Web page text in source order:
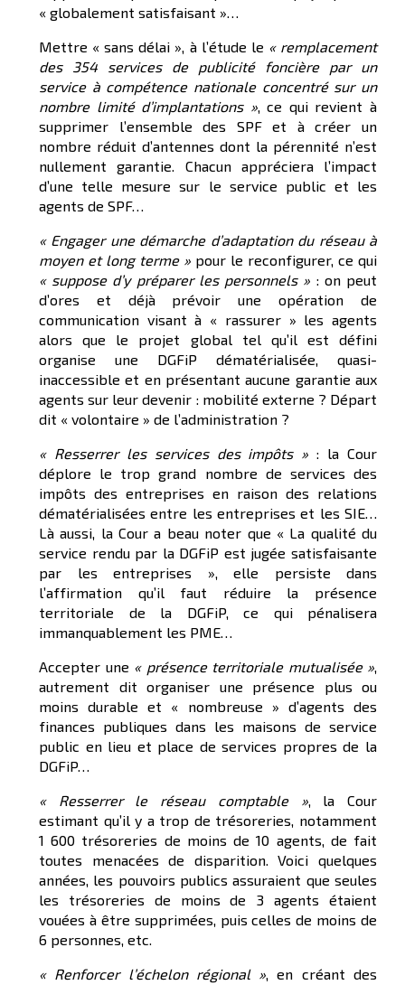
« globalement satisfaisant »…
Mettre « sans délai », à l’étude le « remplacement
des 354 services de publicité foncière par un
service à compétence nationale concentré sur un
nombre limité d’implantations », ce qui revient à
supprimer l’ensemble des SPF et à créer un
nombre réduit d’antennes dont la pérennité n’est
nullement garantie. Chacun appréciera l’impact
d’une telle mesure sur le service public et les
agents de SPF…
« Engager une démarche d’adaptation du réseau à
moyen et long terme » pour le reconfigurer, ce qui
« suppose d’y préparer les personnels » : on peut
d’ores et déjà prévoir une opération de
communication visant à « rassurer » les agents
alors que le projet global tel qu’il est défini
organise une DGFiP dématérialisée, quasi-
inaccessible et en présentant aucune garantie aux
agents sur leur devenir : mobilité externe ? Départ
dit « volontaire » de l’administration ?
« Resserrer les services des impôts »: la Cour
déplore le trop grand nombre de services des
impôts des entreprises en raison des relations
dématérialisées entre les entreprises et les SIE…
Là aussi, la Cour a beau noter que « La qualité du
service rendu par la DGFiP est jugée satisfaisante
par les entreprises », elle persiste dans
l’affirmation qu’il faut réduire la présence
territoriale de la DGFiP, ce qui pénalisera
immanquablement les PME…
Accepter une « présence territoriale mutualisée »,
autrement dit organiser une présence plus ou
moins durable et « nombreuse » d’agents des
finances publiques dans les maisons de service
public en lieu et place de services propres de la
DGFiP…
« Resserrer le réseau comptable », la Cour
estimant qu’il y a trop de trésoreries, notamment
1 600 trésoreries de moins de 10 agents, de fait
toutes menacées de disparition. Voici quelques
années, les pouvoirs publics assuraient que seules
les trésoreries de moins de 3 agents étaient
vouées à être supprimées, puis celles de moins de
6 personnes, etc.
« Renforcer l’échelon régional », en créant des